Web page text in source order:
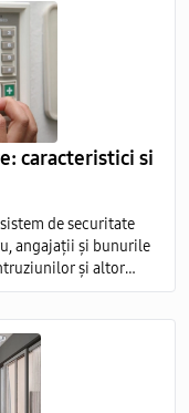
caracteristici si
de securitate
angajații și bunurile
și altor